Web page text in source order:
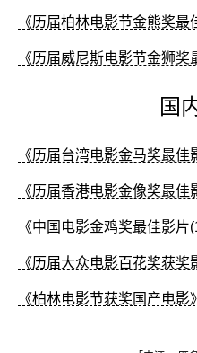
《历届柏林电影节金熊奖最
《历届威尼斯电影节金狮奖
国
《历届台湾电影金马奖最佳
《历届香港电影金像奖最佳
《中国电影金鸡奖最佳影片
《历届大众电影百花奖获奖
《柏林电影节获奖国产电影》